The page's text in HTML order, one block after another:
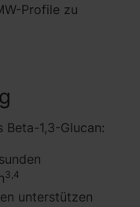
Profile zu
1,3-Glucan:
3,4
unterstützen